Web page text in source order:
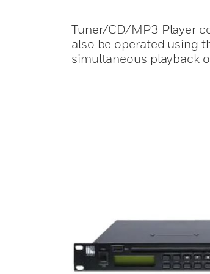
Tuner/CD/MP3 Player
also be operated using
simultaneous playback